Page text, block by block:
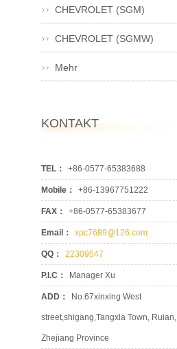
CHEVROLET (SGM)
CHEVROLET (SGMW)
Mehr
KONTAKT
TEL： +86-0577-65383688
Mobile： +86-13967751222
FAX： +86-0577-65383677
Email： xpc7689@126.com
QQ： 22309547
P.I.C： Manager Xu
ADD： No.67xinxing West
street,shigang,Tangxla Town, Ruian,
Zhejiang Province